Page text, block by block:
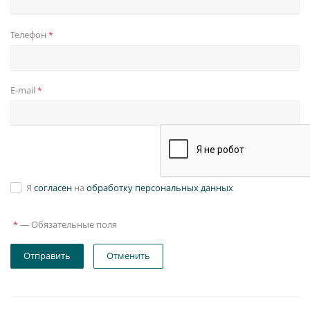
Телефон *
E-mail *
Я согласен на обработку персональных данных
* — Обязательные поля
Отправить Отменить